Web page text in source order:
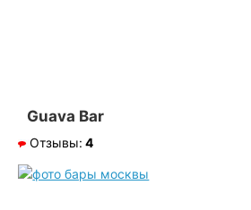
Guava Bar
Отзывы: 4